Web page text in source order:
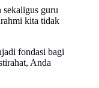
sekaligus guru
kita tidak
fondasi bagi
Anda